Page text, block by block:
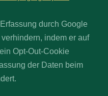
durch Google
indem er auf
Opt-Out-Cookie
der Daten beim